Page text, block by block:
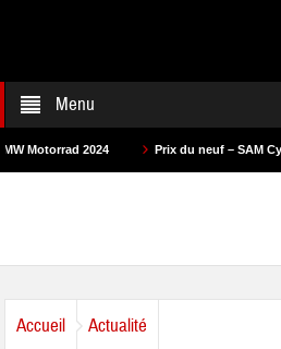
Menu
Prix du neuf – SAM Cycle 2024
Accueil Actualité